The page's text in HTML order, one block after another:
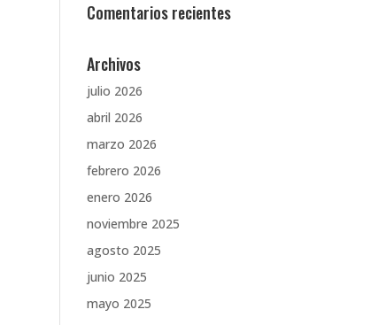
Comentarios recientes
Archivos
julio 2026
abril 2026
marzo 2026
febrero 2026
enero 2026
noviembre 2025
agosto 2025
junio 2025
mayo 2025